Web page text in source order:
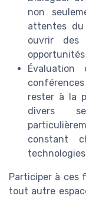
non
attentes du
ouvrir
rester à la
divers
constant
Participer à ces
tout autre